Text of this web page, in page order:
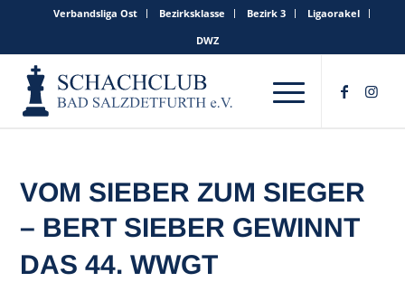
Verbandsliga Ost Bezirksklasse Bezirk 3
Ligaorakel
DWZ
VOM SIEBER ZUM SIEGER
– BERT SIEBER GEWINNT
DAS 44. WWGT